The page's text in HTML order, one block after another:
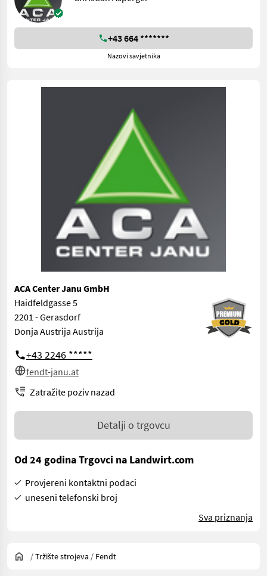
+43 664 *******
Nazovi savjetnika
ACA Center Janu GmbH
Haidfeldgasse 5
2201 - Gerasdorf
Donja Austrija Austrija
+43 2246 *****
fendt-janu.at
Zatražite poziv nazad
Detalji o trgovcu
Od 24 godina Trgovci na Landwirt.com
Provjereni kontaktni podaci
uneseni telefonski broj
Sva priznanja
/Tržište strojeva / Fendt